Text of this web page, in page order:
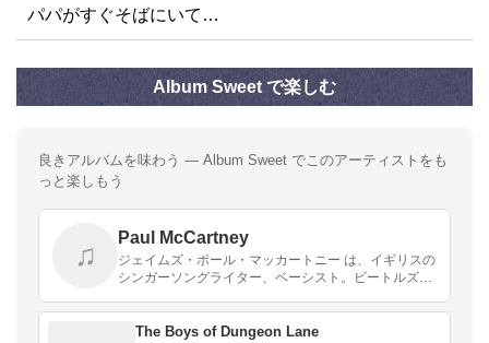
パパがすぐそばにいて…
Album Sweet で楽しむ
良きアルバムを味わう — Album Sweet でこのアーティストをも
っと楽しもう
♫
Paul McCartney
ジェイムズ・ポール・マッカートニー は、イギリスの
シンガーソングライター、ベーシスト。ビートルズの
が、父のファーストネームも同じくジェイムズである
ことから…
The Boys of Dungeon Lane